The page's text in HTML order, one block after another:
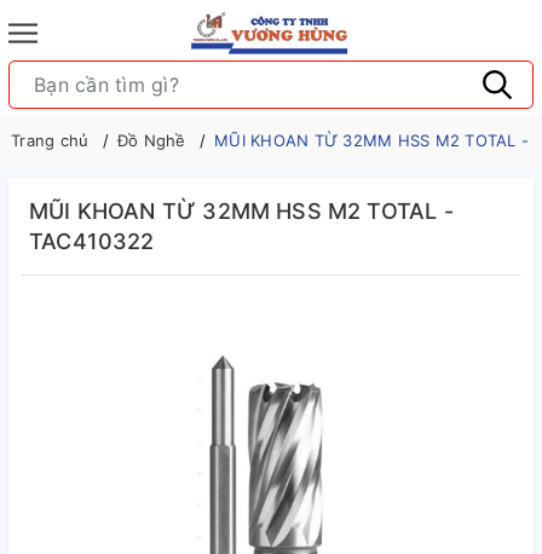
Trang chủ Đồ Nghề MŨI KHOAN TỪ 32MM HSS M2 TOTAL -
MŨI KHOAN TỪ 32MM HSS M2 TOTAL -
TAC410322